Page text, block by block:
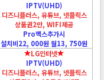
IPTV(UHD)
디즈니플러스, 유튜브, 넷플릭스
상품권2만, WIFI제공
Pro맥스추가시
설치비22, 000원 월13, 750원
LG인터넷
IPTV(UHD)
디즈니플러스, 유튜브, 넷플릭스